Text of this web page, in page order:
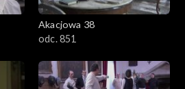
Akacjowa 38
odc. 851